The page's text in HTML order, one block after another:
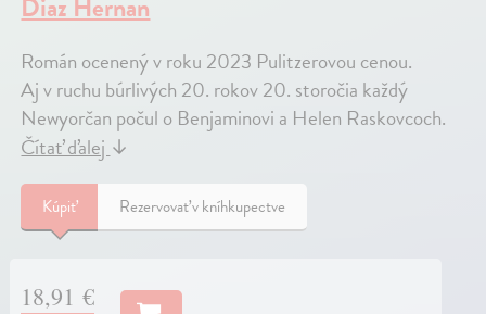
Diaz Hernan
Román ocenený v roku 2023 Pulitzerovou cenou.
Aj v ruchu búrlivých 20. rokov 20. storočia každý
Newyorčan počul o Benjaminovi a Helen Raskovcoch.
Čítať ďalej↓
Kúpiť Rezervovať v kníhkupectve
18,91 €